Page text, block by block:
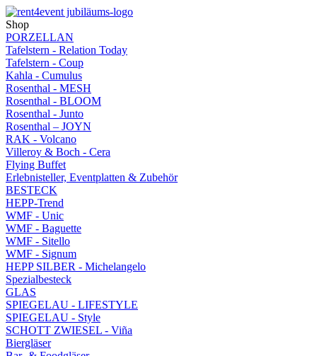
Shop
PORZELLAN
Tafelstern - Relation Today
Tafelstern - Coup
Kahla - Cumulus
Rosenthal - MESH
Rosenthal - BLOOM
Rosenthal - Junto
Rosenthal – JOYN
RAK - Volcano
Villeroy & Boch - Cera
Flying Buffet
Erlebnisteller, Eventplatten & Zubehör
BESTECK
HEPP-Trend
WMF - Unic
WMF - Baguette
WMF - Sitello
WMF - Signum
HEPP SILBER - Michelangelo
Spezialbesteck
GLAS
SPIEGELAU - LIFESTYLE
SPIEGELAU - Style
SCHOTT ZWIESEL - Viña
Biergläser